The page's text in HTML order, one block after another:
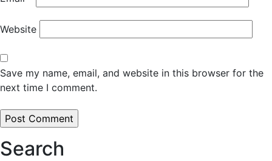
Website
Save my name, email, and website in this browser for the
next time I comment.
Search